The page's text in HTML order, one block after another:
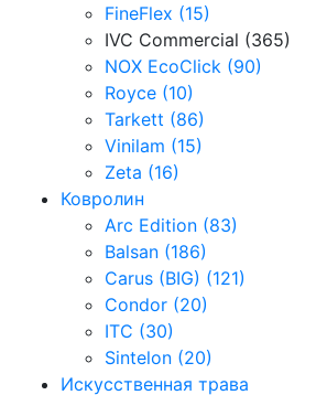
FineFlex (15)
IVC Commercial (365)
NOX EcoClick (90)
Royce (10)
Tarkett (86)
Vinilam (15)
Zeta (16)
Ковролин
Arc Edition (83)
Balsan (186)
Carus (BIG) (121)
Condor (20)
ITC (30)
Sintelon (20)
Искусственная трава